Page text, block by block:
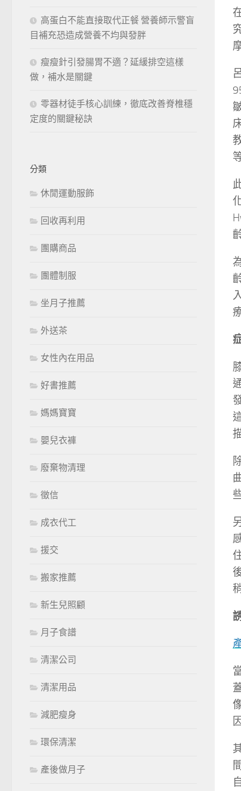
高蛋白不能直接取代正餐 營養師示警盲
目補充恐造成營養不均與發胖
瘦瘦針引發腸胃不適？延緩排空這樣
做，補水是關鍵
零器材徒手核心訓練，徹底改善脊椎穩
定度的關鍵秘訣
分類
休閒運動服飾
回收再利用
團購商品
團體制服
坐月子推薦
外送茶
女性內在用品
好書推薦
媽媽寶寶
嬰兒衣褲
廢棄物清理
徵信
成衣代工
援交
搬家推薦
新生兒照顧
月子食譜
清潔公司
清潔用品
減肥瘦身
環保清潔
產後做月子